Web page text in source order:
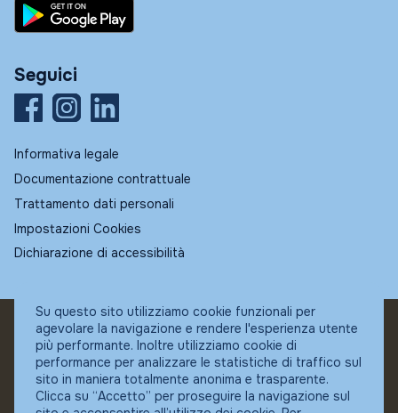
Seguici
Informativa legale
Documentazione contrattuale
Trattamento dati personali
Impostazioni Cookies
Dichiarazione di accessibilità
© Fundstore
Collocatore autorizzato:
Banca Ifigest SpA
P.Iva: 04337180485
Su questo sito utilizziamo cookie funzionali per
agevolare la navigazione e rendere l'esperienza utente
più performante. Inoltre utilizziamo cookie di
performance per analizzare le statistiche di traffico sul
sito in maniera totalmente anonima e trasparente.
Clicca su “Accetto” per proseguire la navigazione sul